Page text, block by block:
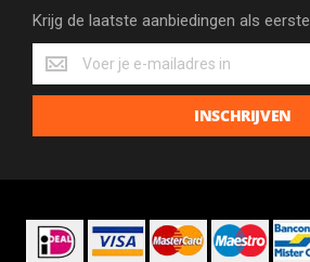
Krijg de laatste aanbiedingen als eerste
Krijg
de
laatste
INSCHRIJVEN